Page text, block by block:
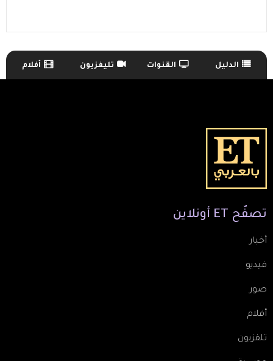
TV Guide Menu الدليل القنوات تليفزيون أفلام
تصفّح ET أونلاين
أخبار
فيديو
صور
أفلام
تلفزيون